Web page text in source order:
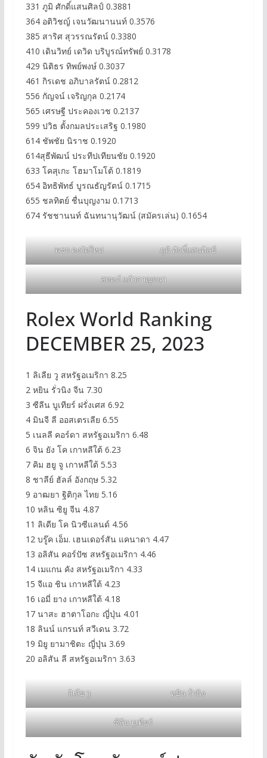
331 ภูมิ ศักดิ์แสนศิลป์ 0.3881
364 อติวิชญ์ เจนวัฒนานนท์ 0.3576
385 สาริศ สุวรรณรัตน์ 0.3380
410 เดินวิทย์ เดวิด บริบูรณ์ทรัพย์ 0.3178
429 นิติธร ทิพย์พงษ์ 0.3037
461 กิรเดช อภิบาลรัตน์ 0.2812
556 กัญจน์ เจริญกุล 0.2174
565 เศรษฐี ประคองเวช 0.2137
599 ปวิธ ตั้งกมลประเสริฐ 0.1980
614 ชัพชัย นิราช 0.1920
614สุธีพัฒน์ ประทีปเทียนชัย 0.1920
633 โคสุเกะ โฮมาโมโต้ 0.1819
654 อิทธิพัทธ์ บูรณธัญรัตน์ 0.1715
655 ชลทิตย์ ชื่นบุญงาม 0.1713
674 รัชชานนท์ ฉันทนานุวัฒน์ (สมัครเล่น) 0.1654
พชร คงวัดใหม่ ภูมิ ศักดิ์แสนศิลป์
สดมภ์ แก้วกาญจนา
Rolex World Ranking
DECEMBER 25, 2023
1 ลิเลีย วู สหรัฐอเมริกา 8.25
2 หยิน รั่วนิง จีน 7.30
3 ซีลีน บูเทียร์ ฝรั่งเศส 6.92
4 มินจี ลี ออสเตรเลีย 6.55
5 เนลลี คอร์ดา สหรัฐอเมริกา 6.48
6 จิน ยัง โค เกาหลีใต้ 6.23
7 คิม ฮยู จู เกาหลีใต้ 5.53
8 ชาลีย์ ฮัลล์ อังกฤษ 5.32
9 อาฒยา ฐิติกุล ไทย 5.16
10 หลิน ซิยู จีน 4.87
11 ลิเดีย โค นิวซีแลนด์ 4.56
12 บรู๊ค เอ็ม. เฮนเดอร์สัน แคนาดา 4.47
13 อลิสัน คอร์ปัซ สหรัฐอเมริกา 4.46
14 เมแกน คัง สหรัฐอเมริกา 4.33
15 จีแอ ชิน เกาหลีใต้ 4.23
16 เอมี่ ยาง เกาหลีใต้ 4.18
17 นาสะ ฮาตาโอกะ ญี่ปุ่น 4.01
18 ลินน์ แกรนท์ สวีเดน 3.72
19 มิยู ยามาชิตะ ญี่ปุ่น 3.69
20 อลิสัน ลี สหรัฐอเมริกา 3.63
ลิเลีย วู หยิน รั่วนิง
ซีลีน บูเทียร์